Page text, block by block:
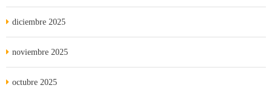
diciembre 2025
noviembre 2025
octubre 2025